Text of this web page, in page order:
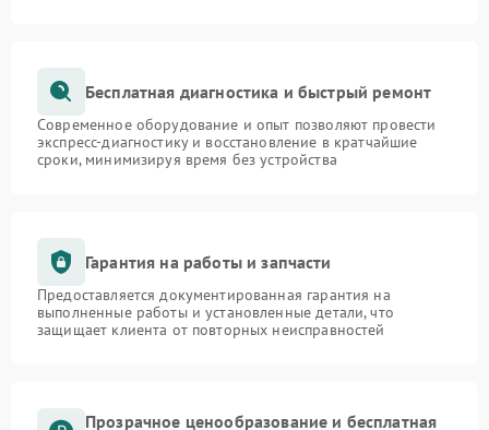
Бесплатная диагностика и быстрый ремонт
Современное оборудование и опыт позволяют провести
экспресс-диагностику и восстановление в кратчайшие
сроки, минимизируя время без устройства
Гарантия на работы и запчасти
Предоставляется документированная гарантия на
выполненные работы и установленные детали, что
защищает клиента от повторных неисправностей
Прозрачное ценообразование и бесплатная